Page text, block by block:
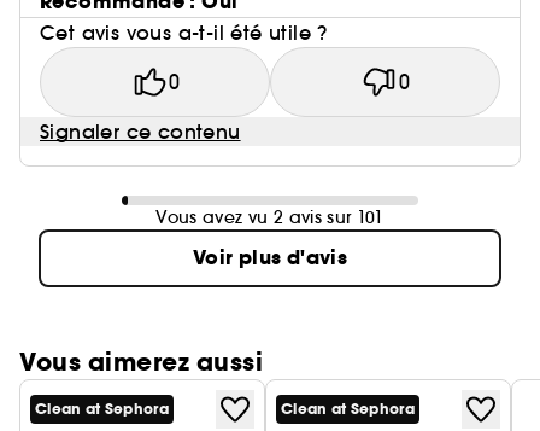
Cet avis vous a-t-il été utile ?
0 0
Signaler ce contenu
Vous avez vu 2 avis sur 101
Voir plus d'avis
Vous aimerez aussi
Clean at Sephora Clean at Sephora